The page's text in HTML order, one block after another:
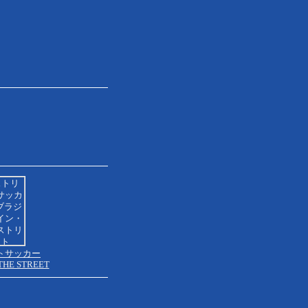
サッカー
STREET